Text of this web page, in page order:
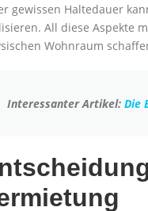
gewissen Haltedauer
All diese Aspekte
Wohnraum
Interessanter Artikel: Die